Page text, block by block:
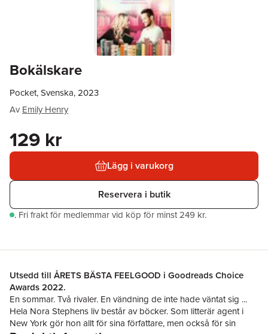
Bokälskare
Pocket, Svenska, 2023
Av Emily Henry
129 kr
Lägg i varukorg
Reservera i butik
. Fri frakt för medlemmar vid köp för minst 249 kr.
Utsedd till ÅRETS BÄSTA FEELGOOD i Goodreads Choice
Awards 2022.
En sommar. Två rivaler. En vändning de inte hade väntat sig ...
Hela Nora Stephens liv består av böcker. Som litterär agent i
New York gör hon allt för sina författare, men också för sin